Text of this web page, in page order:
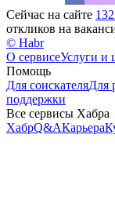
Сейчас на сайте
откликов на
© Habr
О сервисеУслуги и
Помощь
Для соискателяДля
поддержки
Все сервисы Хабра
ХабрQ&AКарьера